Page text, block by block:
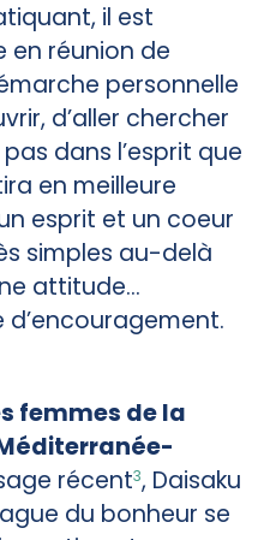
il est
en réunion de
personnelle
d’aller chercher
dans l’esprit que
en meilleure
esprit et un coeur
simples au-delà
attitude...
femmes de la
récent3, Daisaku
du bonheur se